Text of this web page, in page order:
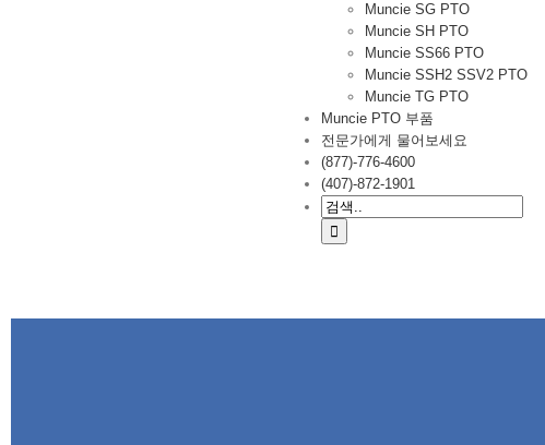
Muncie SG PTO
Muncie SH PTO
Muncie SS66 PTO
Muncie SSH2 SSV2 PTO
Muncie TG PTO
Muncie PTO 부품
전문가에게 물어보세요
(877)-776-4600
(407)-872-1901
검
색: